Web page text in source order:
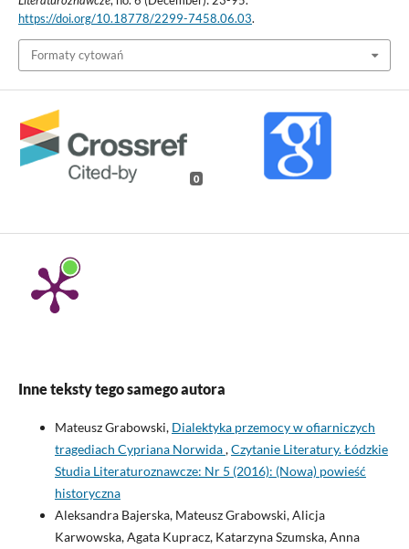
https://doi.org/10.18778/2299-7458.06.03.
Formaty cytowań
0
Inne teksty tego samego autora
Mateusz Grabowski, Dialektyka przemocy w ofiarniczych
tragediach Cypriana Norwida,Czytanie Literatury. Łódzkie
Studia Literaturoznawcze: Nr 5 (2016): (Nowa) powieść
historyczna
Aleksandra Bajerska, Mateusz Grabowski, Alicja
Karwowska, Agata Kupracz, Katarzyna Szumska, Anna